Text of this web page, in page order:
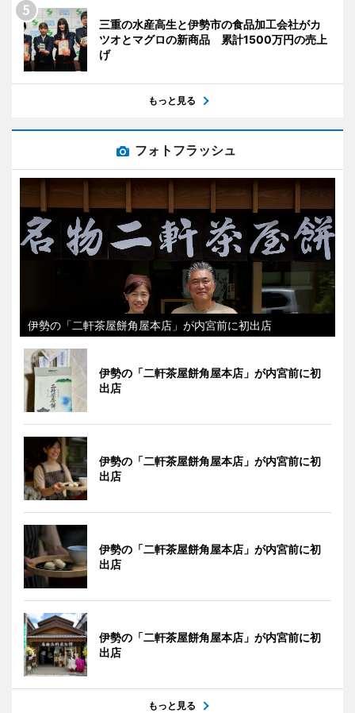
三重の水産高生と伊勢市の食品加工会社がカ
ツオとマグロの新商品 累計1500万円の売上
げ
もっと見る
フォトフラッシュ
伊勢の「二軒茶屋餅角屋本店」が内宮前に初出店
伊勢の「二軒茶屋餅角屋本店」が内宮前に初
出店
伊勢の「二軒茶屋餅角屋本店」が内宮前に初
出店
伊勢の「二軒茶屋餅角屋本店」が内宮前に初
出店
伊勢の「二軒茶屋餅角屋本店」が内宮前に初
出店
もっと見る